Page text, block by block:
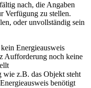
nach, die Angaben
Verfügung zu stellen.
oder unvollständig sein
Energieausweis
Aufforderung noch keine
wie z.B. das Objekt steht
benötigt